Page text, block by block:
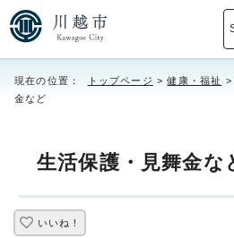
現在の位置： トップページ >健康・福祉
金など
生活保護・見舞金な
いいね！